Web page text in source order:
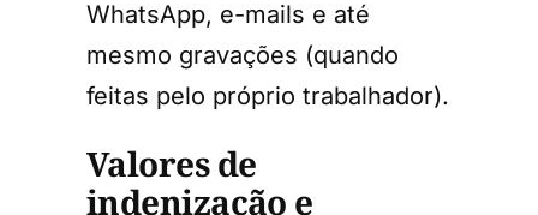
WhatsApp, e-mails e até
mesmo gravações (quando
feitas pelo próprio trabalhador).
Valores de
indenização e